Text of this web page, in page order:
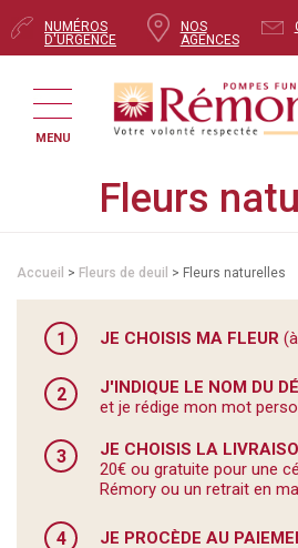
NUMÉROS
D'URGENCE
NOS
AGENCES
MENU
Fleurs
Accueil > Fleurs de deuil > Fleurs naturelles
1 JE CHOISIS MA FLEUR
3
JE CHOISIS LA
20€ ou gratuite pour une
Rémory ou un retrait en
2
J'INDIQUE LE NOM DU
et je rédige mon mot
4 JE PROCÈDE AU